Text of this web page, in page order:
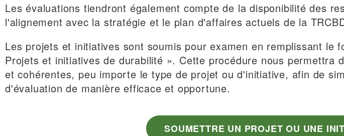
Les évaluations tiendront également compte de la disponibilité des
l'alignement avec la stratégie et le plan d'affaires actuels de la
Les projets et initiatives sont soumis pour examen en remplissant le
Projets et initiatives de durabilité ». Cette procédure nous permettra
et cohérentes, peu importe le type de projet ou d'initiative, afin de
d'évaluation de manière efficace et opportune.
SOUMETTRE UN PROJET OU UNE